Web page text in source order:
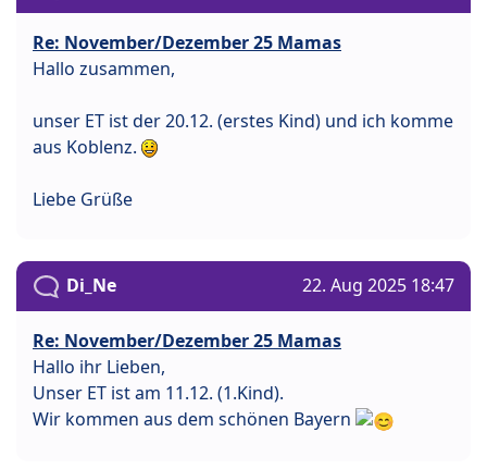
Re: November/Dezember 25 Mamas
Hallo zusammen,
unser ET ist der 20.12. (erstes Kind) und ich komme
aus Koblenz.
Liebe Grüße
Di_Ne 22. Aug 2025 18:47
Re: November/Dezember 25 Mamas
Hallo ihr Lieben,
Unser ET ist am 11.12. (1.Kind).
Wir kommen aus dem schönen Bayern